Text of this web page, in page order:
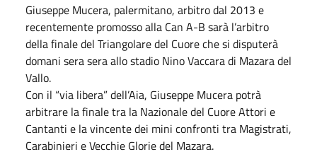
Giuseppe Mucera, palermitano, arbitro dal 2013 e
recentemente promosso alla Can A-B sarà l’arbitro
della finale del Triangolare del Cuore che si disputerà
domani sera sera allo stadio Nino Vaccara di Mazara del
Vallo.
Con il “via libera” dell’Aia, Giuseppe Mucera potrà
arbitrare la finale tra la Nazionale del Cuore Attori e
Cantanti e la vincente dei mini confronti tra Magistrati,
Carabinieri e Vecchie Glorie del Mazara.